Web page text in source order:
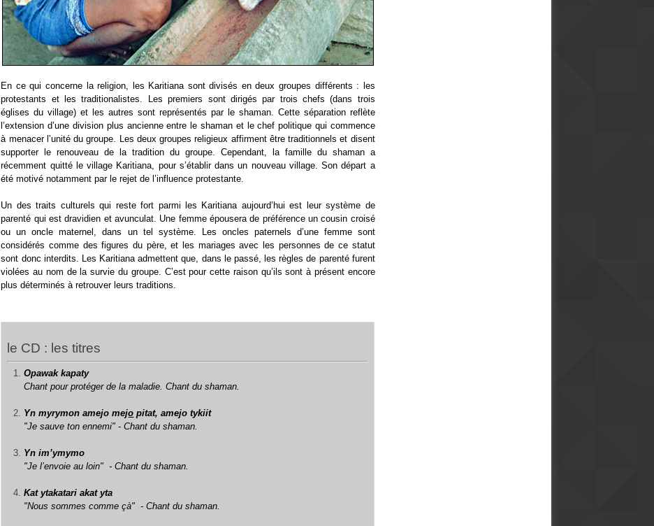
En ce qui concerne la religion, les Karitiana sont divisés en deux groupes différents : les
protestants et les traditionalistes. Les premiers sont dirigés par trois chefs (dans trois
églises du village) et les autres sont représentés par le shaman. Cette séparation reflète
l’extension d’une division plus ancienne entre le shaman et le chef politique qui commence
à menacer l’unité du groupe. Les deux groupes religieux affirment être traditionnels et disent
supporter le renouveau de la tradition du groupe. Cependant, la famille du shaman a
récemment quitté le village Karitiana, pour s’établir dans un nouveau village. Son départ a
été motivé notamment par le rejet de l’influence protestante.
Un des traits culturels qui reste fort parmi les Karitiana aujourd’hui est leur système de
parenté qui est dravidien et avunculat. Une femme épousera de préférence un cousin croisé
ou un oncle maternel, dans un tel système. Les oncles paternels d’une femme sont
considérés comme des figures du père, et les mariages avec les personnes de ce statut
sont donc interdits. Les Karitiana admettent que, dans le passé, les règles de parenté furent
violées au nom de la survie du groupe. C’est pour cette raison qu’ils sont à présent encore
plus déterminés à retrouver leurs traditions.
le CD : les titres
Opawak kapaty
Chant pour protéger de la maladie. Chant du shaman.
Yn myrymonamejo mejo pitat,amejo tykiit
"Je sauve ton ennemi" - Chant du shaman.
Yn im’ymymo
"Je l’envoie au loin" - Chant du shaman.
Kat ytakatari akat yta
"Nous sommes comme çà" - Chant du shaman.